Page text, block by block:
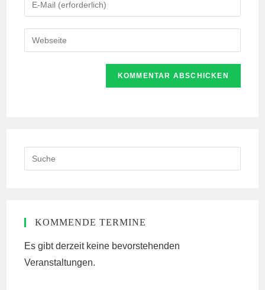
oder
zum
Kommentieren
deine
E-
Mail-
deine
this
KOMMENDE TERMINE
Es gibt derzeit keine bevorstehenden
Veranstaltungen.